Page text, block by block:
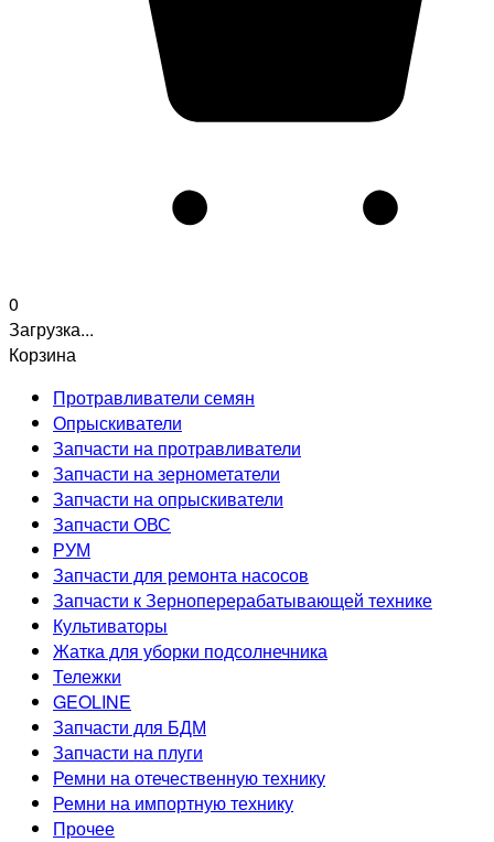
0
Загрузка...
Корзина
Протравливатели семян
Опрыскиватели
Запчасти на протравливатели
Запчасти на зернометатели
Запчасти на опрыскиватели
Запчасти ОВС
РУМ
Запчасти для ремонта насосов
Запчасти к Зерноперерабатывающей технике
Культиваторы
Жатка для уборки подсолнечника
Тележки
GEOLINE
Запчасти для БДМ
Запчасти на плуги
Ремни на отечественную технику
Ремни на импортную технику
Прочее